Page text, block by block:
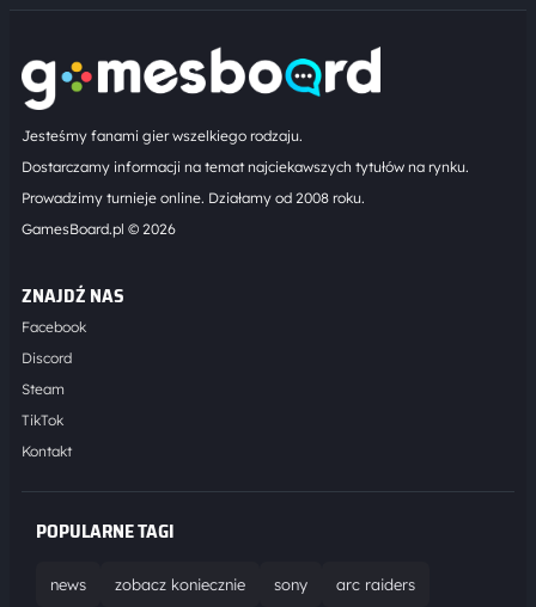
Jesteśmy fanami gier wszelkiego rodzaju.
Dostarczamy informacji na temat najciekawszych tytułów na rynku.
Prowadzimy turnieje online. Działamy od 2008 roku.
GamesBoard.pl © 2026
ZNAJDŹ NAS
Facebook
Discord
Steam
TikTok
Kontakt
POPULARNE TAGI
news zobacz koniecznie sony arc raiders